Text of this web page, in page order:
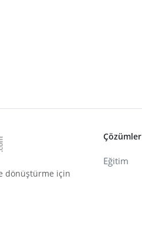
dönüştürme için
Çözümler
Eğitim